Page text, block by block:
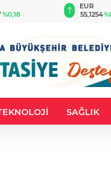
%0,18
EUR
55,1254
SAĞLIK